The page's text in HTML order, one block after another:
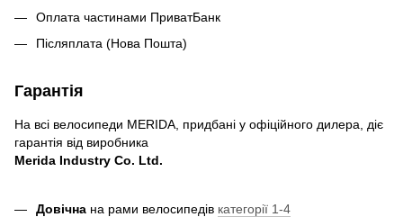
Оплата частинами ПриватБанк
Післяплата (Нова Пошта)
Гарантія
На всі велосипеди MERIDA, придбані у офіційного дилера, діє
гарантія від виробника
Merida Industry Co. Ltd.
Довічна на рами велосипедів категорії 1-4